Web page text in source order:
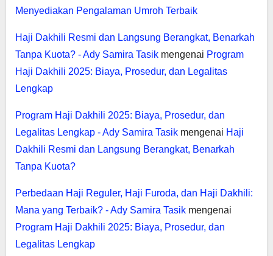
Menyediakan Pengalaman Umroh Terbaik
Haji Dakhili Resmi dan Langsung Berangkat, Benarkah
Tanpa Kuota? - Ady Samira Tasikmengenai Program
Haji Dakhili 2025: Biaya, Prosedur, dan Legalitas
Lengkap
Program Haji Dakhili 2025: Biaya, Prosedur, dan
Legalitas Lengkap - Ady Samira Tasikmengenai Haji
Dakhili Resmi dan Langsung Berangkat, Benarkah
Tanpa Kuota?
Perbedaan Haji Reguler, Haji Furoda, dan Haji Dakhili:
Mana yang Terbaik? - Ady Samira Tasikmengenai
Program Haji Dakhili 2025: Biaya, Prosedur, dan
Legalitas Lengkap